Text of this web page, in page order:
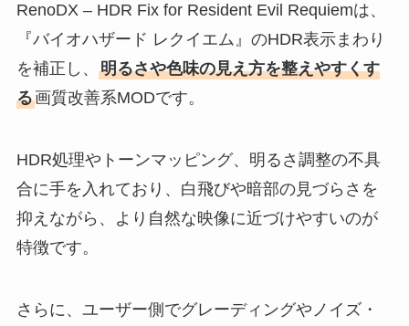
RenoDX – HDR Fix for Resident Evil Requiemは、
『バイオハザード レクイエム』のHDR表示まわり
を補正し、 明るさや色味の見え方を整えやすくす
る画質改善系MODです。
HDR処理やトーンマッピング、明るさ調整の不具
合に手を入れており、白飛びや暗部の見づらさを
抑えながら、より自然な映像に近づけやすいのが
特徴です。
さらに、ユーザー側でグレーディングやノイズ・